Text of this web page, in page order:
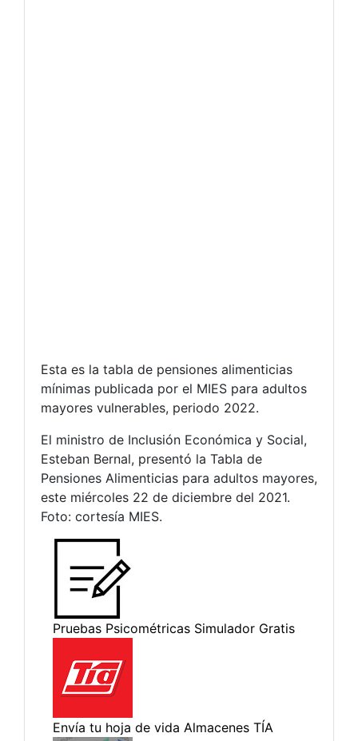
Esta es la tabla de pensiones alimenticias
mínimas publicada por el MIES para adultos
mayores vulnerables, periodo 2022.
El ministro de Inclusión Económica y Social,
Esteban Bernal, presentó la Tabla de
Pensiones Alimenticias para adultos mayores,
este miércoles 22 de diciembre del 2021.
Foto: cortesía MIES.